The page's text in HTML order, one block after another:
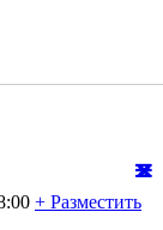
+ Разместить